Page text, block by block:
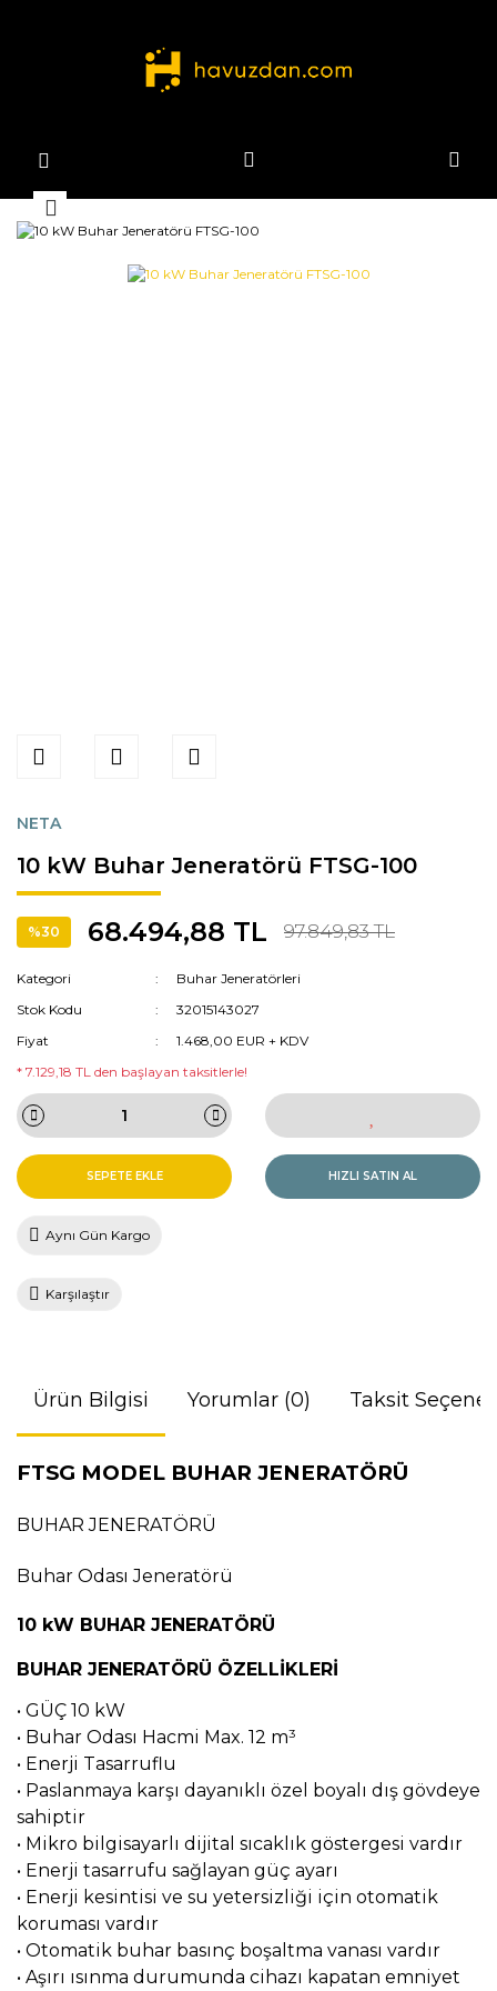
NETA
10 kW Buhar Jeneratörü FTSG-100
%30 68.494,88 TL 97.849,83 TL
Kategori
Buhar Jeneratörleri
Stok Kodu
32015143027
Fiyat
1.468,00 EUR + KDV
* 7.129,18 TL den başlayan taksitlerle!
SEPETE EKLE HIZLI SATIN AL
Aynı Gün Kargo
Karşılaştır
Ürün Bilgisi Yorumlar (0) Taksit
FTSG MODEL BUHAR JENERATÖRÜ
BUHAR JENERATÖRÜ
Buhar Odası Jeneratörü
10 kW BUHAR JENERATÖRÜ
BUHAR JENERATÖRÜ ÖZELLİKLERİ
• GÜÇ 10 kW
• Buhar Odası Hacmi Max. 12 m³
• Enerji Tasarruflu
• Paslanmaya karşı dayanıklı özel boyalı dış gövdeye
sahiptir
• Mikro bilgisayarlı dijital sıcaklık göstergesi vardır
• Enerji tasarrufu sağlayan güç ayarı
• Enerji kesintisi ve su yetersizliği için otomatik
koruması vardır
• Otomatik buhar basınç boşaltma vanası vardır
• Aşırı ısınma durumunda cihazı kapatan emniyet